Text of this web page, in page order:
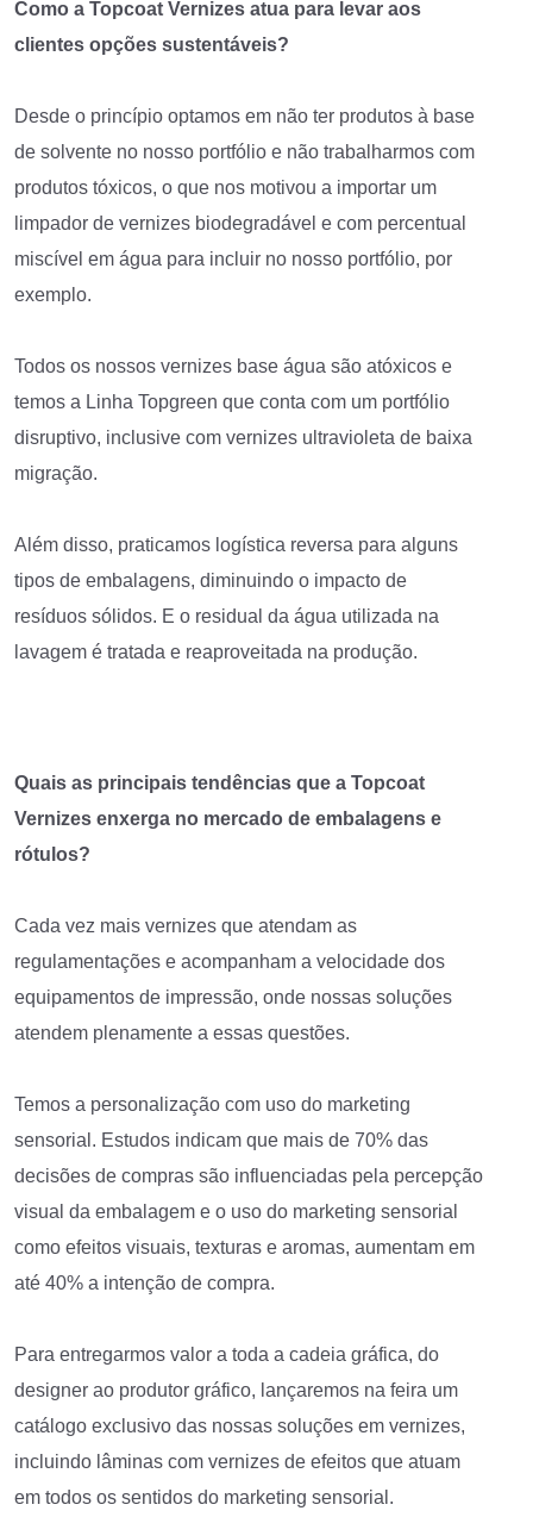
Como a Topcoat Vernizes atua para levar aos
clientes opções sustentáveis?
Desde o princípio optamos em não ter produtos à base
de solvente no nosso portfólio e não trabalharmos com
produtos tóxicos, o que nos motivou a importar um
limpador de vernizes biodegradável e com percentual
miscível em água para incluir no nosso portfólio, por
exemplo.
Todos os nossos vernizes base água são atóxicos e
temos a Linha Topgreen que conta com um portfólio
disruptivo, inclusive com vernizes ultravioleta de baixa
migração.
Além disso, praticamos logística reversa para alguns
tipos de embalagens, diminuindo o impacto de
resíduos sólidos. E o residual da água utilizada na
lavagem é tratada e reaproveitada na produção.
Quais as principais tendências que a Topcoat
Vernizes enxerga no mercado de embalagens e
rótulos?
Cada vez mais vernizes que atendam as
regulamentações e acompanham a velocidade dos
equipamentos de impressão, onde nossas soluções
atendem plenamente a essas questões.
Temos a personalização com uso do marketing
sensorial. Estudos indicam que mais de 70% das
decisões de compras são influenciadas pela percepção
visual da embalagem e o uso do marketing sensorial
como efeitos visuais, texturas e aromas, aumentam em
até 40% a intenção de compra.
Para entregarmos valor a toda a cadeia gráfica, do
designer ao produtor gráfico, lançaremos na feira um
catálogo exclusivo das nossas soluções em vernizes,
incluindo lâminas com vernizes de efeitos que atuam
em todos os sentidos do marketing sensorial.